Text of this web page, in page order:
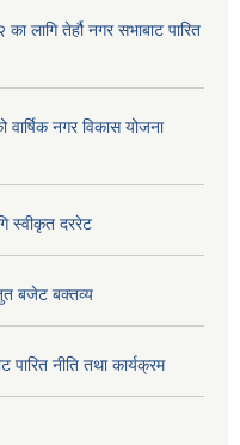
लागि तेर्हौ नगर सभाबाट पारित
नगर विकास योजना
स्वीकृत दररेट
बजेट बक्तव्य
नीति तथा कार्यक्रम